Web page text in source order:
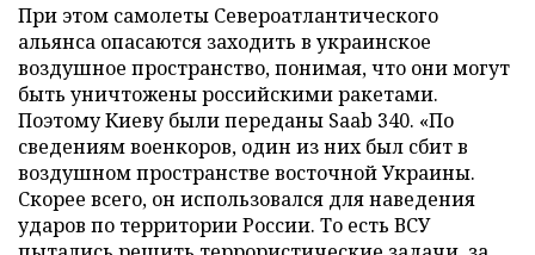
При этом самолеты Североатлантического
альянса опасаются заходить в украинское
воздушное пространство, понимая, что они могут
быть уничтожены российскими ракетами.
Поэтому Киеву были переданы Saab 340. «По
сведениям военкоров, один из них был сбит в
воздушном пространстве восточной Украины.
Скорее всего, он использовался для наведения
ударов по территории России. То есть ВСУ